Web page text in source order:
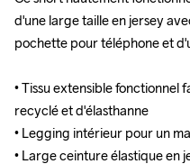
d'une large taille en jersey
pochette pour téléphone et
• Tissu extensible
recyclé et d'élasthanne
• Legging intérieur pour un
• Large ceinture élastique en
d'une large taille en jersey
pochette pour téléphone et
• Tissu extensible
recyclé et d'élasthanne
• Legging intérieur pour un
• Large ceinture élastique en